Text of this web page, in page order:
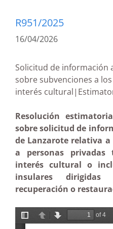
R951/2025
16/04/2026
Solicitud de información
sobre subvenciones a
interés
Resolución
sobre solicitud de
de Lanzarote relativa
a personas
interés cultural o
insulares
recuperación o